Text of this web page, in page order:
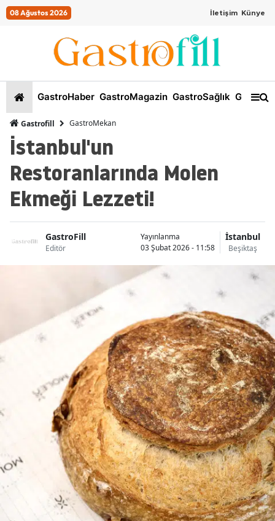
08 Ağustos 2026 İletişim Künye
GastroHaber GastroMagazin GastroSağlık
Gastrofill GastroMekan
İstanbul'un
Restoranlarında Molen
Ekmeği Lezzeti!
GastroFill
Editör
Yayınlanma
03 Şubat 2026 - 11:58
İstanbul
Beşiktaş